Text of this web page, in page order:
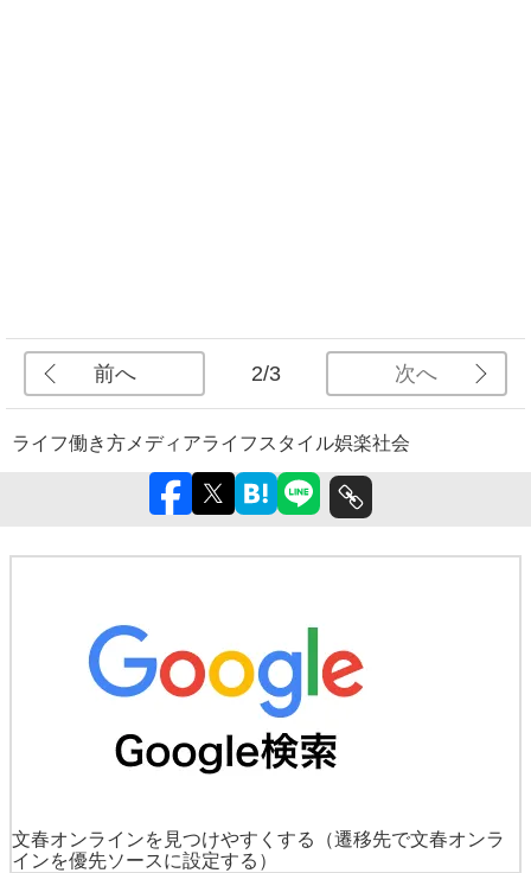
前へ 2/3 次へ
ライフ働き方 メディアライフスタイル娯楽社会
文春オンラインを見つけやすくする
（遷移先で文春オンラ
インを優先ソースに設定する）